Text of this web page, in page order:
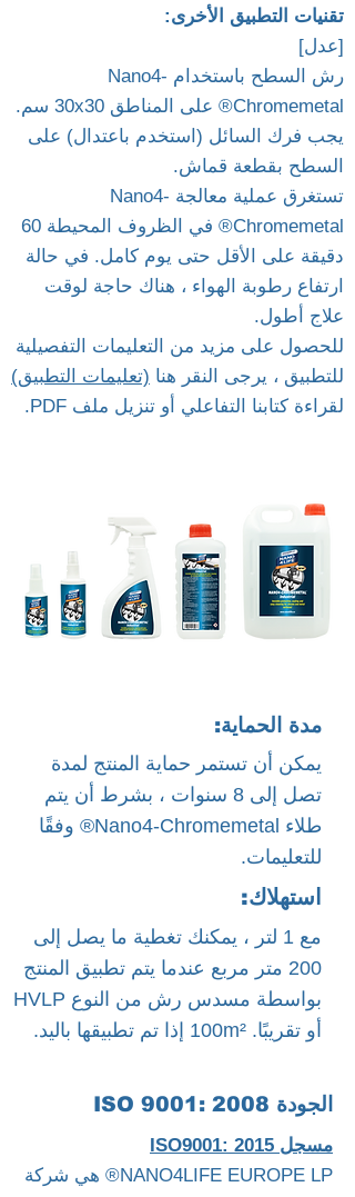
تقنيات التطبيق الأخرى:
[عدل]
رش السطح باستخدام Nano4-
Chromemetal® على المناطق 30x30 سم.
يجب فرك السائل (استخدم باعتدال) على
السطح بقطعة قماش.
تستغرق عملية معالجة Nano4-
Chromemetal® في الظروف المحيطة 60
دقيقة على الأقل حتى يوم كامل. في حالة
ارتفاع رطوبة الهواء ، هناك حاجة لوقت
علاج أطول.
للحصول على مزيد من التعليمات التفصيلية
للتطبيق ، يرجى النقر هنا (تعليمات التطبيق)
لقراءة كتابنا التفاعلي أو تنزيل ملف PDF.
مدة الحماية:
يمكن أن تستمر حماية المنتج لمدة
تصل إلى 8 سنوات ، بشرط أن يتم
طلاء Nano4-Chromemetal® وفقًا
للتعليمات.
استهلاك:
مع 1 لتر ، يمكنك تغطية ما يصل إلى
200 متر مربع عندما يتم تطبيق المنتج
بواسطة مسدس رش من النوع HVLP
أو تقريبًا. 100m² إذا تم تطبيقها باليد.
الجودة ISO 9001: 2008
مسجل ISO9001: 2015
NANO4LIFE EUROPE LP® هي شركة